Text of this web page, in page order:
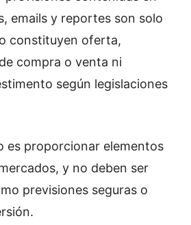
emails y reportes son solo
constituyen oferta,
compra o venta ni
según legislaciones
es proporcionar elementos
y no deben ser
previsiones seguras o